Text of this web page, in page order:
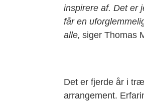
inspirere af. Det er
får en
alle, siger Thomas
Det er fjerde år i
arrangement.